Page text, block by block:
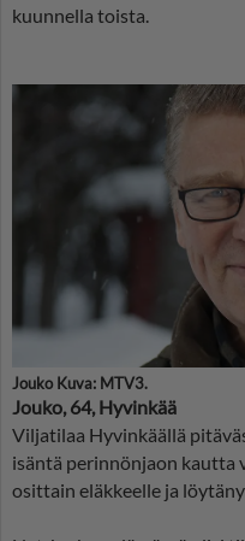
kuunnella toista.
Jouko Kuva: MTV3.
Jouko, 64, Hyvinkää
Viljatilaa Hyvinkäällä
isäntä perinnönjaon kautta
osittain eläkkeelle ja